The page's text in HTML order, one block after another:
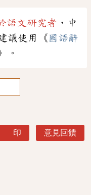
語文研究者 ，中
議使用《 國語辭
。
印 意見回饋